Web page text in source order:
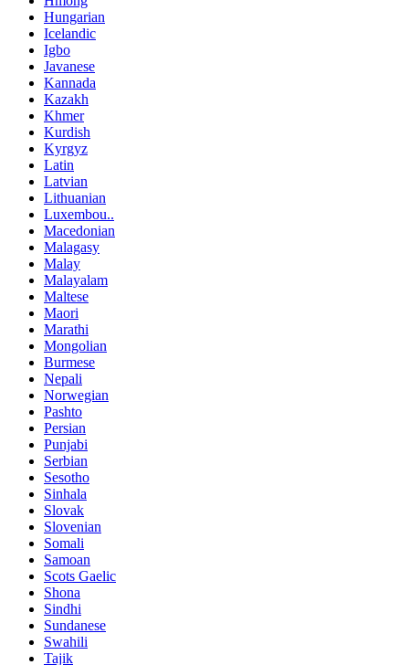
Hungarian
Icelandic
Igbo
Javanese
Kannada
Kazakh
Khmer
Kurdish
Kyrgyz
Latin
Latvian
Lithuanian
Luxembou..
Macedonian
Malagasy
Malay
Malayalam
Maltese
Maori
Marathi
Mongolian
Burmese
Nepali
Norwegian
Pashto
Persian
Punjabi
Serbian
Sesotho
Sinhala
Slovak
Slovenian
Somali
Samoan
Scots Gaelic
Shona
Sindhi
Sundanese
Swahili
Tajik